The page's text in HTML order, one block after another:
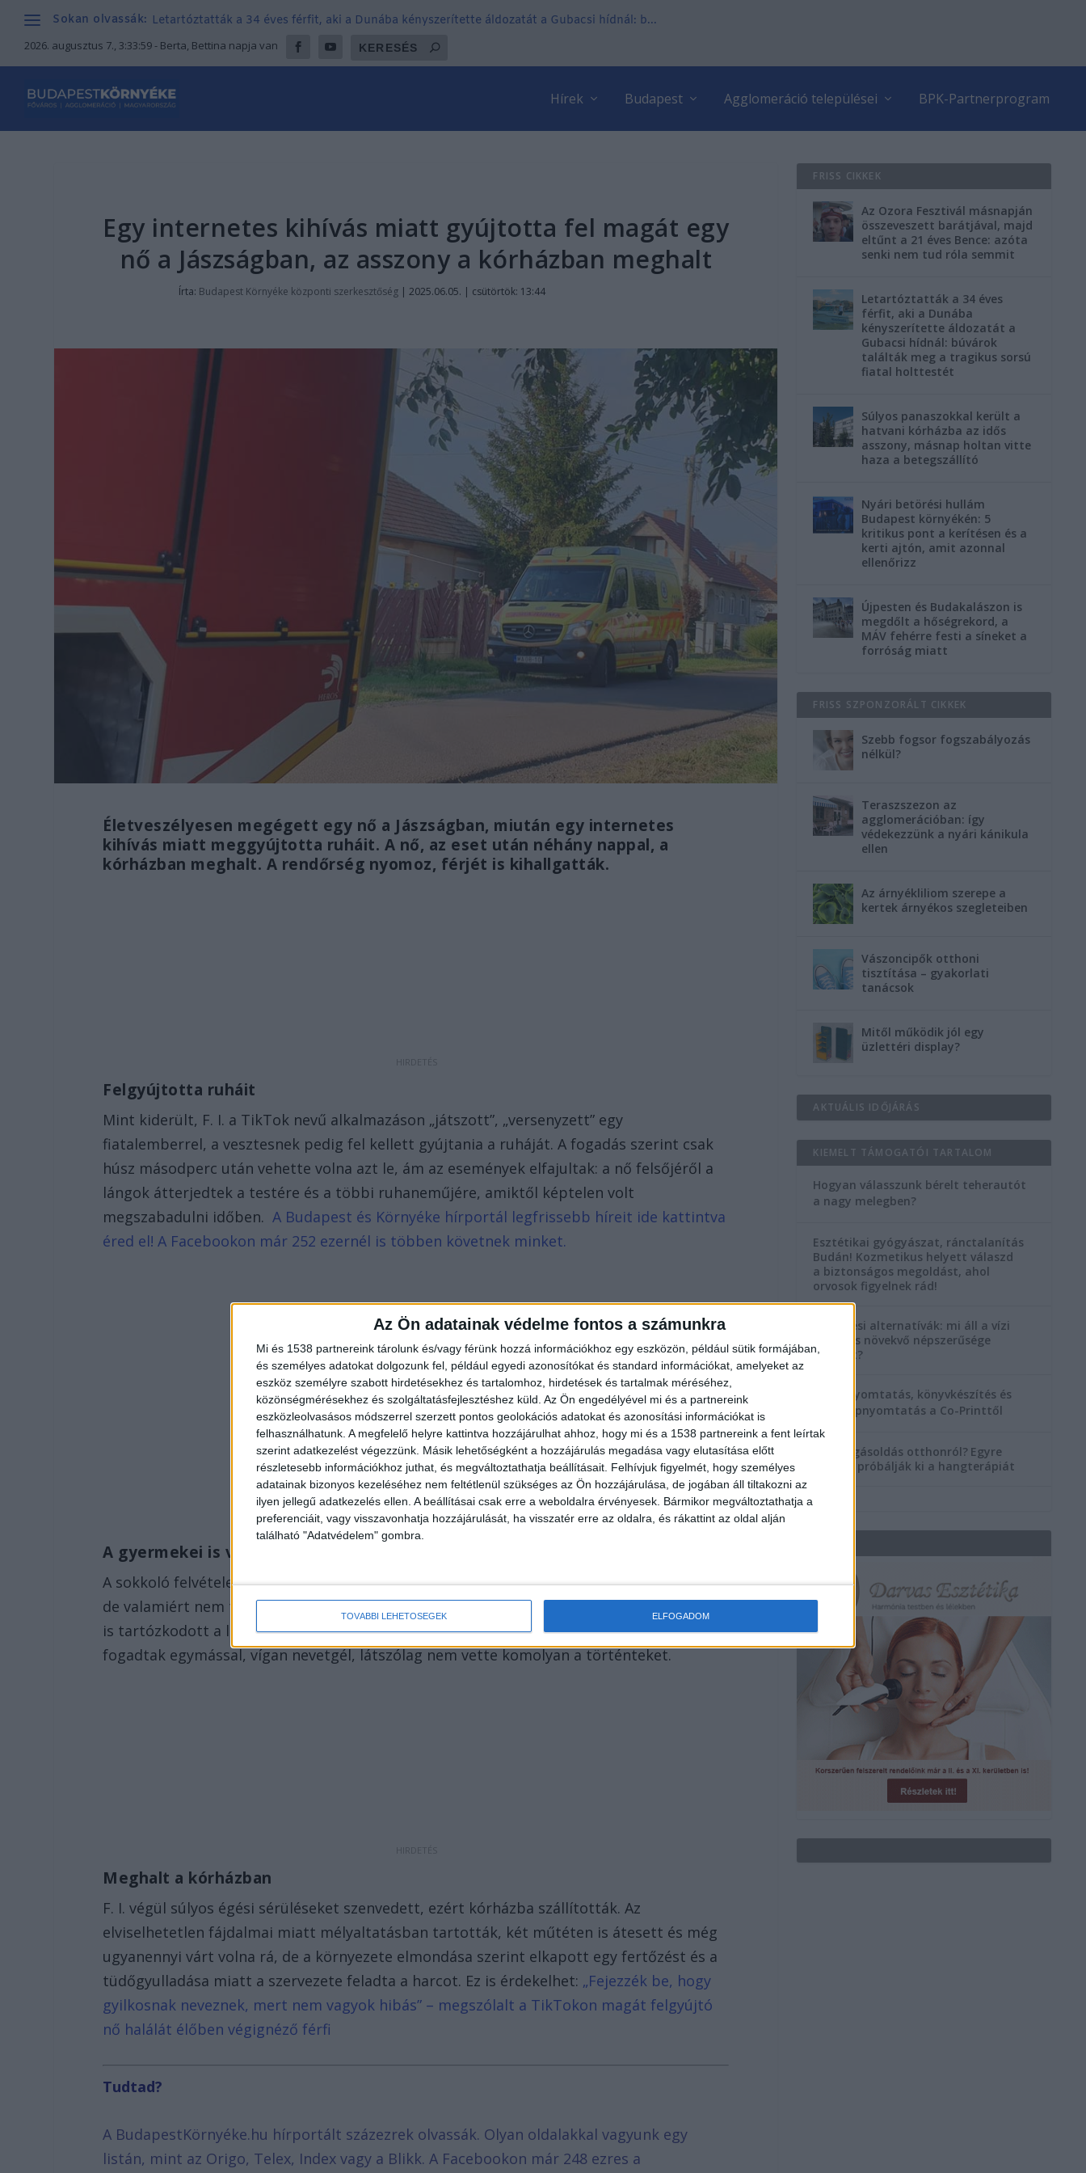
Az Ön adatainak védelme fontos a számunkra
Mi és 1538 partnereink tárolunk és/vagy férünk hozzá információkhoz egy eszközön, például sütik formájában,
és személyes adatokat dolgozunk fel, például egyedi azonosítókat és standard információkat, amelyeket az
eszköz személyre szabott hirdetésekhez és tartalomhoz, hirdetések és tartalmak méréséhez,
közönségmérésekhez és szolgáltatásfejlesztéshez küld. Az Ön engedélyével mi és a partnereink
eszközleolvasásos módszerrel szerzett pontos geolokációs adatokat és azonosítási információkat is
felhasználhatunk. A megfelelő helyre kattintva hozzájárulhat ahhoz, hogy mi és a 1538 partnereink a fent leírtak
szerint adatkezelést végezzünk. Másik lehetőségként a hozzájárulás megadása vagy elutasítása előtt
részletesebb információkhoz juthat, és megváltoztathatja beállításait. Felhívjuk figyelmét, hogy személyes
adatainak bizonyos kezeléséhez nem feltétlenül szükséges az Ön hozzájárulása, de jogában áll tiltakozni az
ilyen jellegű adatkezelés ellen. A beállításai csak erre a weboldalra érvényesek. Bármikor megváltoztathatja a
preferenciáit, vagy visszavonhatja hozzájárulását, ha visszatér erre az oldalra, és rákattint az oldal alján
található "Adatvédelem" gombra.
TOVÁBBI LEHETŐSÉGEK ELFOGADOM
Sokan olvassák: Letartóztatták a 34 éves férfit, aki a Dunába kényszerítette áldozatát a Gubacsi hídnál: b...
2026. augusztus 7., 3:34:00 - Berta, Bettina napja van
Hírek Budapest Agglomeráció települései BPK-Partnerprogram
Egy internetes kihívás miatt gyújtotta fel magát egy
nő a Jászságban, az asszony a kórházban meghalt
Írta: Budapest Környéke központi szerkesztőség |2025.06.05. | csütörtök: 13:44
Életveszélyesen megégett egy nő a Jászságban, miután egy internetes
kihívás miatt meggyújtotta ruháit. A nő, az eset után néhány nappal, a
kórházban meghalt. A rendőrség nyomoz, férjét is kihallgatták.
Felgyújtotta ruháit
Mint kiderült, F. I. a TikTok nevű alkalmazáson „játszott”, „versenyzett” egy
fiatalemberrel, a vesztesnek pedig fel kellett gyújtania a ruháját. A fogadás szerint csak
húsz másodperc után vehette volna azt le, ám az események elfajultak: a nő felsőjéről a
lángok átterjedtek a testére és a többi ruhaneműjére, amiktől képtelen volt
megszabadulni időben.A Budapest és Környéke hírportál legfrissebb híreit ide kattintva
éred el! A Facebookon már 252 ezernél is többen követnek minket.
A gyermekei is végignézték a borzalmat
A sokkoló felvételen jól látszik, ahogy a lángoló nő kapálózik, fel-alá rohangál, sikoltozik,
de valamiért nem tudták eloltani. Pedig a két kisgyermekén kívül még egy másik személy
is tartózkodott a lakásban. Mindeközben az élő adásban látható másik személy, akivel
fogadtak egymással, vígan nevetgél, látszólag nem vette komolyan a történteket.
Meghalt a kórházban
F. I. végül súlyos égési sérüléseket szenvedett, ezért kórházba szállították. Az
elviselhetetlen fájdalmai miatt mélyaltatásban tartották, két műtéten is átesett és még
ugyanennyi várt volna rá, de a környezete elmondása szerint elkapott egy fertőzést és a
tüdőgyulladása miatt a szervezete feladta a harcot. Ez is érdekelhet: „Fejezzék be, hogy
gyilkosnak neveznek, mert nem vagyok hibás” – megszólalt a TikTokon magát felgyújtó
nő halálát élőben végignéző férfi
Tudtad?
A BudapestKörnyéke.hu hírportált százezrek olvassák. Olyan oldalakkal vagyunk egy
listán, mint az Origo, Telex, Index vagy a Blikk. A Facebookon már 248 ezres a
FRISS CIKKEK
Az Ozora Fesztivál másnapján
összeveszett barátjával, majd
eltűnt a 21 éves Bence: azóta
senki nem tud róla semmit
Letartóztatták a 34 éves
férfit, aki a Dunába
kényszerítette áldozatát a
Gubacsi hídnál: búvárok
találták meg a tragikus sorsú
fiatal holttestét
Súlyos panaszokkal került a
hatvani kórházba az idős
asszony, másnap holtan vitte
haza a betegszállító
Nyári betörési hullám
Budapest környékén: 5
kritikus pont a kerítésen és a
kerti ajtón, amit azonnal
ellenőrizz
Újpesten és Budakalászon is
megdőlt a hőségrekord, a
MÁV fehérre festi a síneket a
forróság miatt
FRISS SZPONZORÁLT CIKKEK
Szebb fogsor fogszabályozás
nélkül?
Teraszszezon az
agglomerációban: így
védekezzünk a nyári kánikula
ellen
Az árnyékliliom szerepe a
kertek árnyékos szegleteiben
Vászoncipők otthoni
tisztítása – gyakorlati
tanácsok
Mitől működik jól egy
üzlettéri display?
AKTUÁLIS IDŐJÁRÁS
KIEMELT TÁMOGATÓI TARTALOM
Hogyan válasszunk bérelt teherautót
a nagy melegben?
Esztétikai gyógyászat, ránctalanítás
Budán! Kozmetikus helyett válaszd
a biztonságos megoldást, ahol
orvosok figyelnek rád!
Temetési alternatívák: mi áll a vízi
temetés növekvő népszerűsége
mögött?
Könyvnyomtatás, könyvkészítés és
szórólapnyomtatás a Co-Printtől
Szorongásoldás otthonról? Egyre
többen próbálják ki a hangterápiát